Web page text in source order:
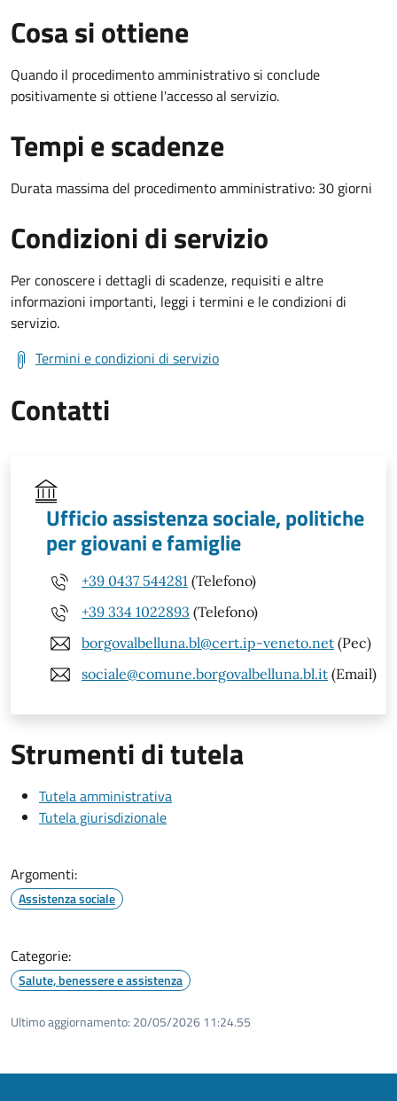
Cosa si ottiene
Quando il procedimento amministrativo si conclude
positivamente si ottiene l'accesso al servizio.
Tempi e scadenze
Durata massima del procedimento amministrativo: 30 giorni
Condizioni di servizio
Per conoscere i dettagli di scadenze, requisiti e altre
informazioni importanti, leggi i termini e le condizioni di
servizio.
Termini e condizioni di servizio
Contatti
Ufficio assistenza sociale, politiche
per giovani e famiglie
+39 0437 544281 (Telefono)
+39 334 1022893 (Telefono)
borgovalbelluna.bl@cert.ip-veneto.net (Pec)
sociale@comune.borgovalbelluna.bl.it (Email)
Strumenti di tutela
Tutela amministrativa
Tutela giurisdizionale
Argomenti:
Assistenza sociale
Categorie:
Salute, benessere e assistenza
Ultimo aggiornamento: 20/05/2026 11:24.55